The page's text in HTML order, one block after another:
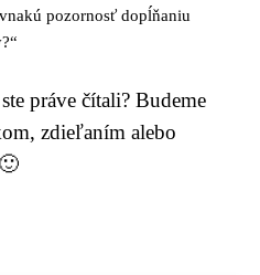
pozornosť dopĺňaniu
práve čítali? Budeme
zdieľaním alebo